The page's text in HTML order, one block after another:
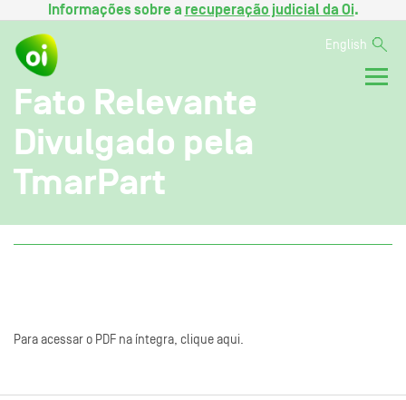
Informações sobre a recuperação judicial da Oi.
English
Fato Relevante
Divulgado pela
TmarPart
Para acessar o PDF na íntegra, clique aqui.